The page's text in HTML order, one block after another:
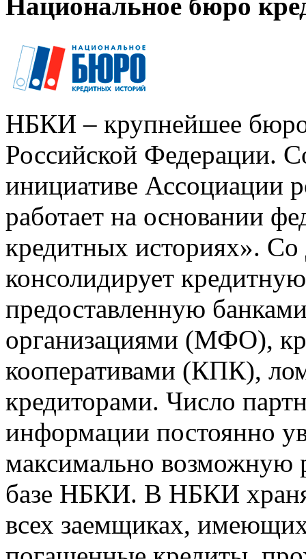
НБКИ – крупнейшее
Российской Федерации.
инициативе Ассоциации
работает на основании
кредитных историях».
консолидирует
предоставленную
организациями (МФО),
кооперативами (КПК),
кредиторами. Число
информации постоянно
максимально возможную
базе НБКИ. В НБКИ
всех заемщиках,